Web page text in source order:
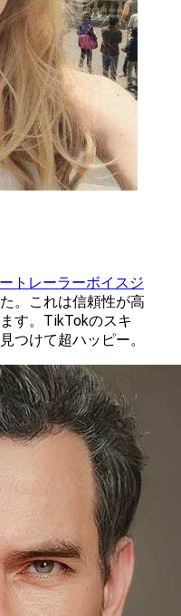
トレーラーボイスジ
。これは信頼性が高
す。TikTokのスキ
つけて超ハッピー。